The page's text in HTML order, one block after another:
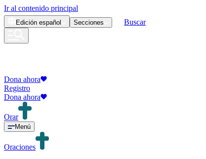
Ir al contenido principal
Edición español Secciones Buscar
Dona ahora
Registro
Dona ahora
Orar
Menú
Oraciones